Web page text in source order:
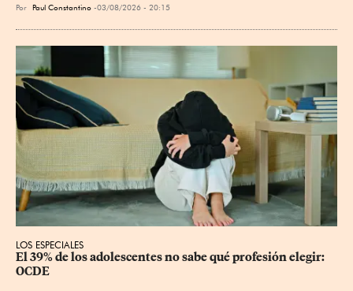
Por Paul Constantino 03/08/2026 - 20:15
LOS ESPECIALES
El 39% de los adolescentes no sabe qué profesión elegir:
OCDE